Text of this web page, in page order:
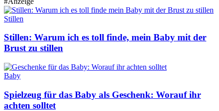
Stillen
Stillen: Warum ich es toll finde, mein Baby mit der
Brust zu stillen
Baby
Spielzeug für das Baby als Geschenk: Worauf ihr
achten solltet